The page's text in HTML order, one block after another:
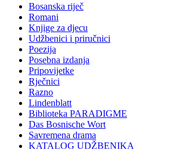
Bosanska riječ
Romani
Knjige za djecu
Udžbenici i priručnici
Poezija
Posebna izdanja
Pripovijetke
Rječnici
Razno
Lindenblatt
Biblioteka PARADIGME
Das Bosnische Wort
Savremena drama
KATALOG UDŽBENIKA